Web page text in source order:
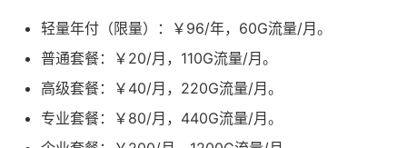
轻量年付（限量）：￥96/年，60G流量/月。
普通套餐：￥20/月，110G流量/月。
高级套餐：￥40/月，220G流量/月。
专业套餐：￥80/月，440G流量/月。